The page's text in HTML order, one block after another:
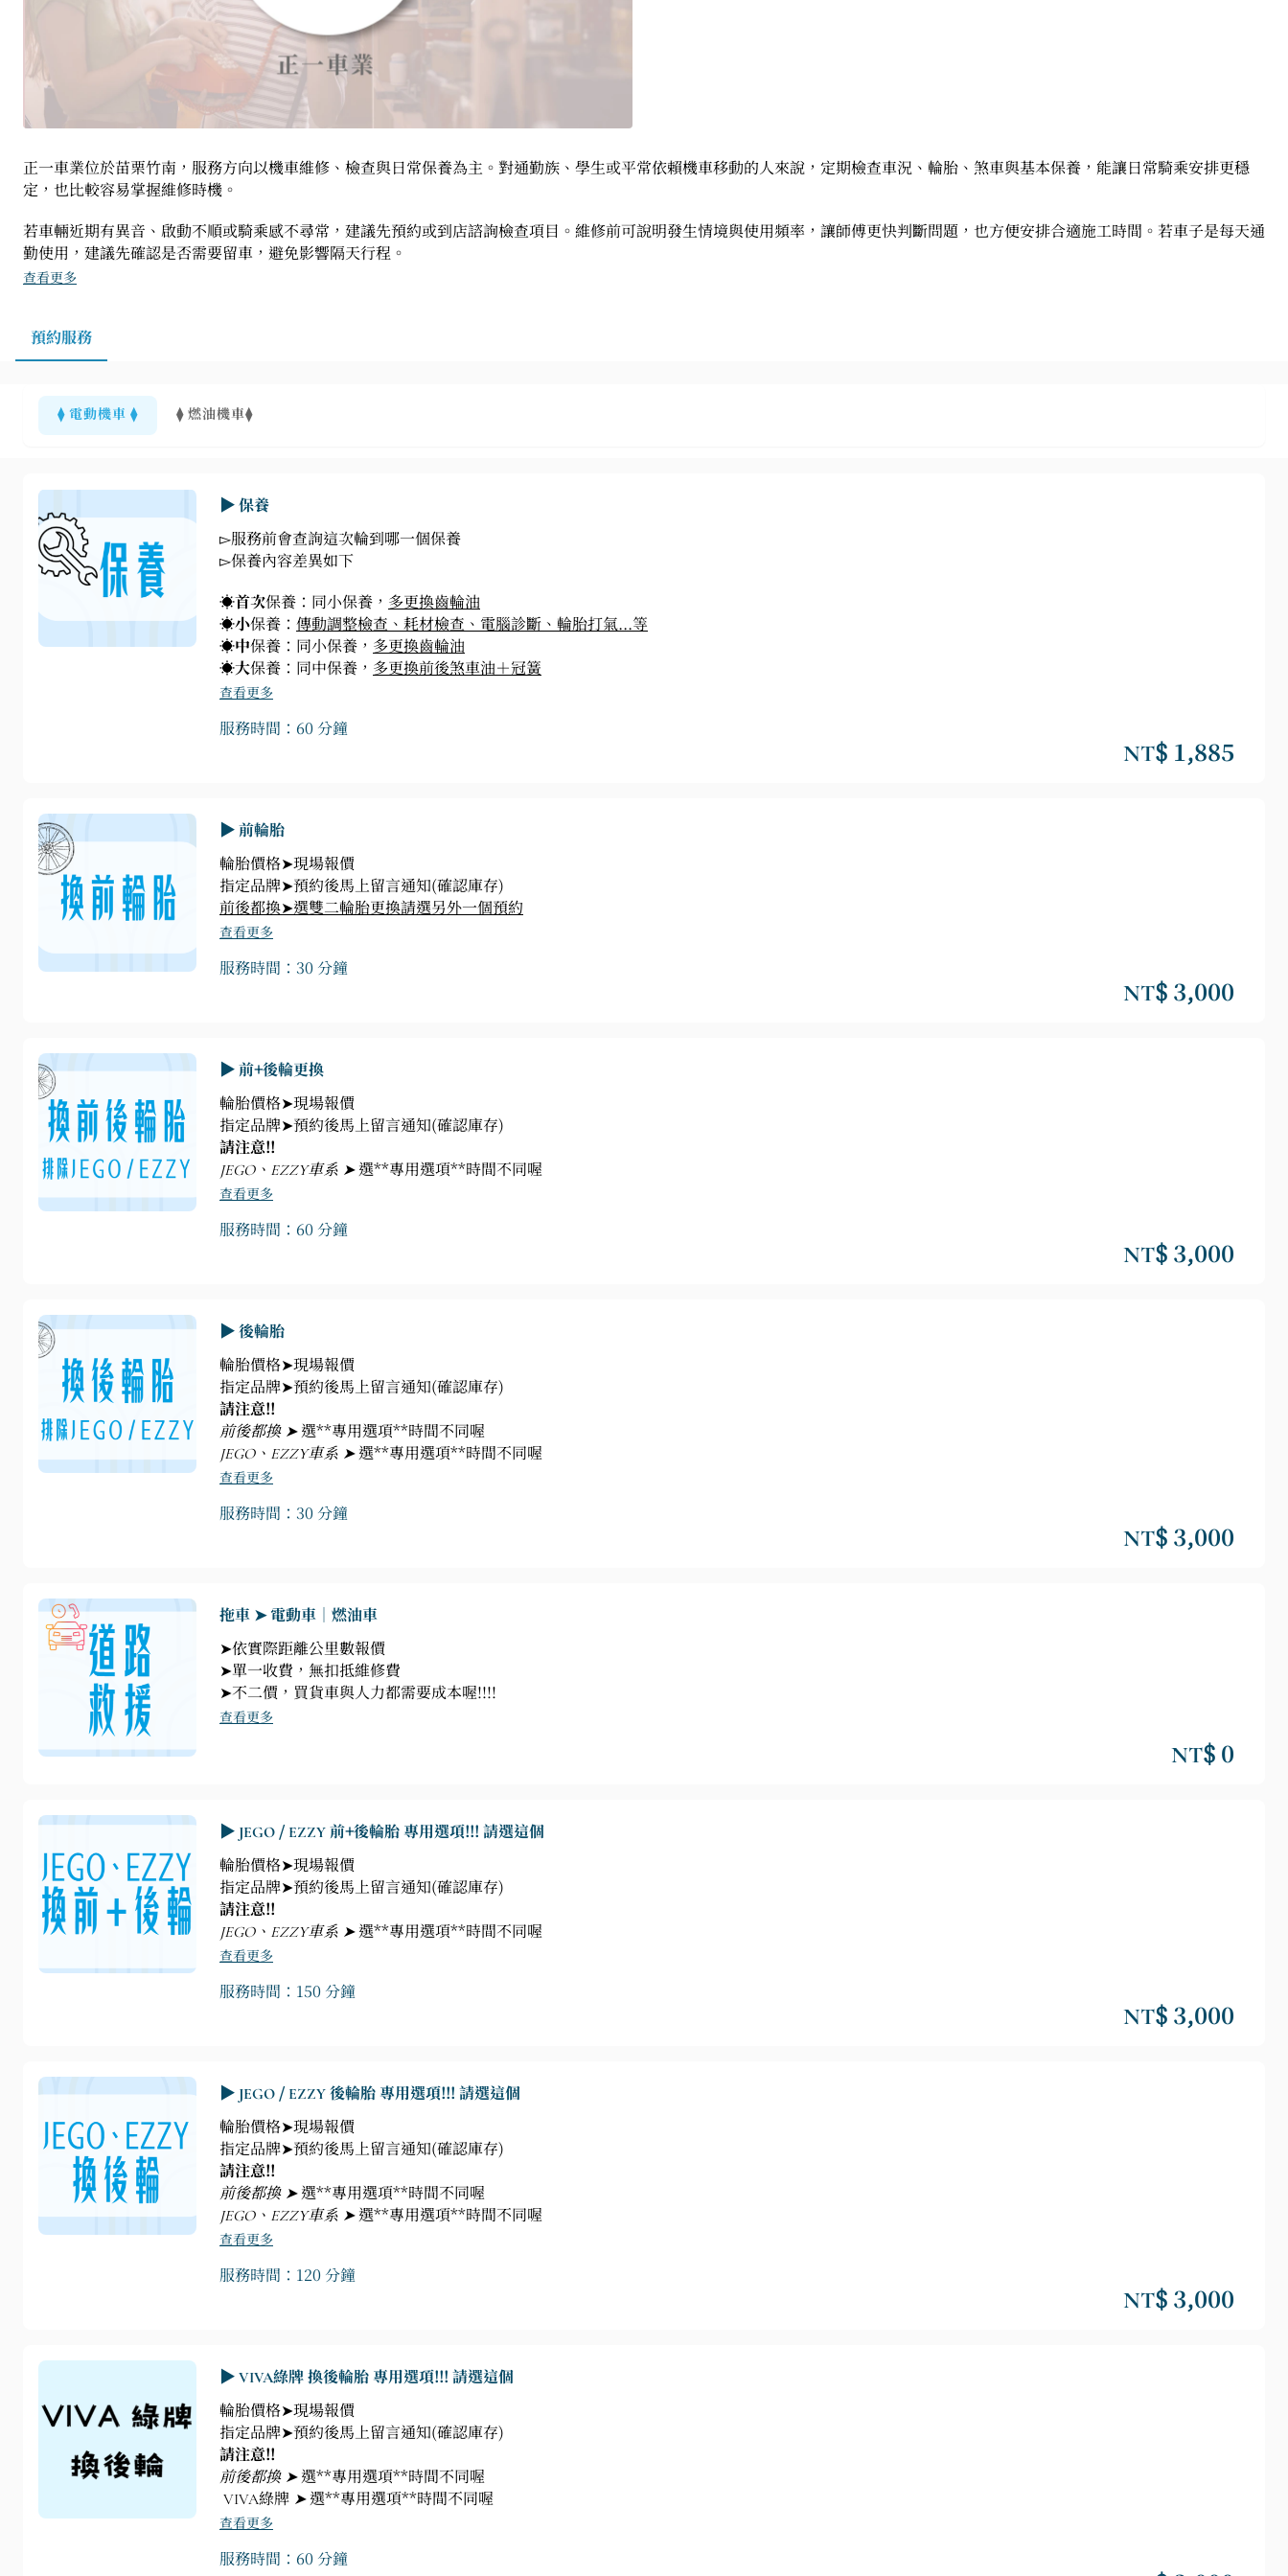
正一車業位於苗栗竹南，服務方向以機車維修、檢查與日常保養為主。對通勤族、學生或平常依賴機車移動的人來說，定期檢查車況、輪胎、煞車與基本保養，能讓日常騎乘安排更穩
定，也比較容易掌握維修時機。
若車輛近期有異音、啟動不順或騎乘感不尋常，建議先預約或到店諮詢檢查項目。維修前可說明發生情境與使用頻率，讓師傅更快判斷問題，也方便安排合適施工時間。若車子是每天通
勤使用，建議先確認是否需要留車，避免影響隔天行程。
查看更多
預約服務
⧫ 電動機車 ⧫ ⧫ 燃油機車⧫
▶ 保養
▻服務前會查詢這次輪到哪一個保養
▻保養內容差異如下
☀首次保養：同小保養， 多更換齒輪油
☀小保養： 傳動調整檢查、耗材檢查、電腦診斷、輪胎打氣...等
☀中保養：同小保養， 多更換齒輪油
☀大保養：同中保養， 多更換前後煞車油＋冠簧
查看更多
服務時間：60 分鐘
NT$ 1,885
▶ 前輪胎
輪胎價格➤現場報價
指定品牌➤預約後馬上留言通知(確認庫存)
前後都換➤選雙二輪胎更換請選另外一個預約
查看更多
服務時間：30 分鐘
NT$ 3,000
▶ 前+後輪更換
輪胎價格➤現場報價
指定品牌➤預約後馬上留言通知(確認庫存)
請注意!!
JEGO、EZZY車系 ➤ 選**專用選項**時間不同喔
查看更多
服務時間：60 分鐘
NT$ 3,000
▶ 後輪胎
輪胎價格➤現場報價
指定品牌➤預約後馬上留言通知(確認庫存)
請注意!!
前後都換 ➤ 選**專用選項**時間不同喔
JEGO、EZZY車系 ➤ 選**專用選項**時間不同喔
查看更多
服務時間：30 分鐘
NT$ 3,000
拖車 ➤ 電動車｜燃油車
➤依實際距離公里數報價
➤單一收費，無扣抵維修費
➤不二價，買貨車與人力都需要成本喔!!!!
查看更多
NT$ 0
▶ JEGO / EZZY 前+後輪胎 專用選項!!! 請選這個
輪胎價格➤現場報價
指定品牌➤預約後馬上留言通知(確認庫存)
請注意!!
JEGO、EZZY車系 ➤ 選**專用選項**時間不同喔
查看更多
服務時間：150 分鐘
NT$ 3,000
▶ JEGO / EZZY 後輪胎 專用選項!!! 請選這個
輪胎價格➤現場報價
指定品牌➤預約後馬上留言通知(確認庫存)
請注意!!
前後都換 ➤ 選**專用選項**時間不同喔
JEGO、EZZY車系 ➤ 選**專用選項**時間不同喔
查看更多
服務時間：120 分鐘
NT$ 3,000
▶ VIVA綠牌 換後輪胎 專用選項!!! 請選這個
輪胎價格➤現場報價
指定品牌➤預約後馬上留言通知(確認庫存)
請注意!!
前後都換 ➤ 選**專用選項**時間不同喔
VIVA綠牌 ➤ 選**專用選項**時間不同喔
查看更多
服務時間：60 分鐘